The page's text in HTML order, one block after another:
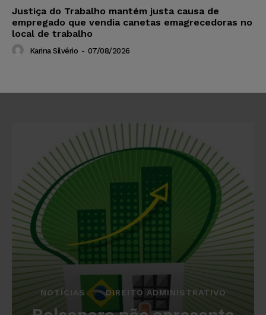
Justiça do Trabalho mantém justa causa de
empregado que vendia canetas emagrecedoras no
local de trabalho
Karina Silvério - 07/08/2026